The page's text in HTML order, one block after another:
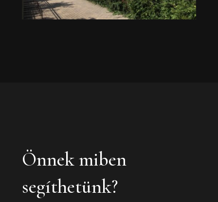
Önnek miben
segíthetünk?